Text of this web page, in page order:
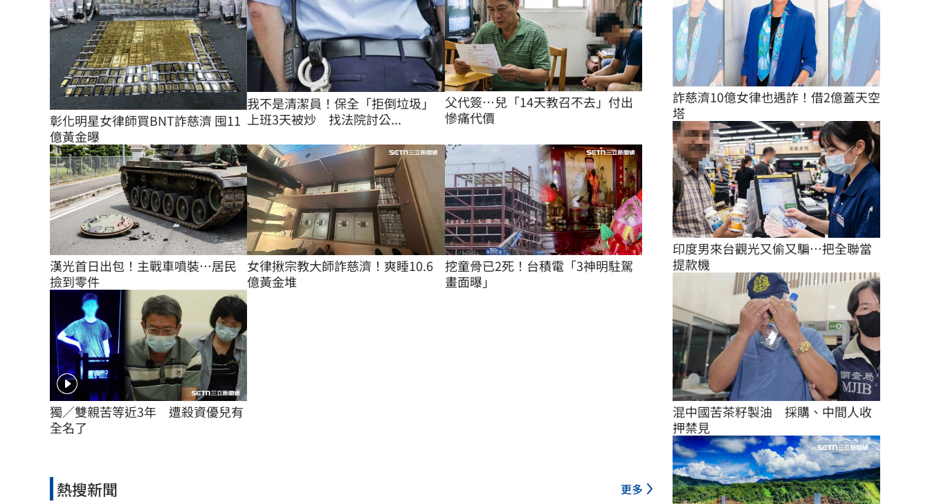
彰化明星女律師買BNT詐慈濟 囤11
億黃金曝
我不是清潔員！保全「拒倒垃圾」
上班3天被炒 找法院討公...
父代簽…兒「14天教召不去」付出
慘痛代價
漢光首日出包！主戰車噴裝…居民
撿到零件
女律揪宗教大師詐慈濟！爽睡10.6
億黃金堆
挖童骨已2死！台積電「3神明駐駕
畫面曝」
獨／雙親苦等近3年　遭殺資優兒有
全名了
熱搜新聞 更多
詐慈濟10億女律也遇詐！借2億蓋天空
塔
印度男來台觀光又偷又騙…把全聯當
提款機
混中國苦茶籽製油　採購、中間人收
押禁見